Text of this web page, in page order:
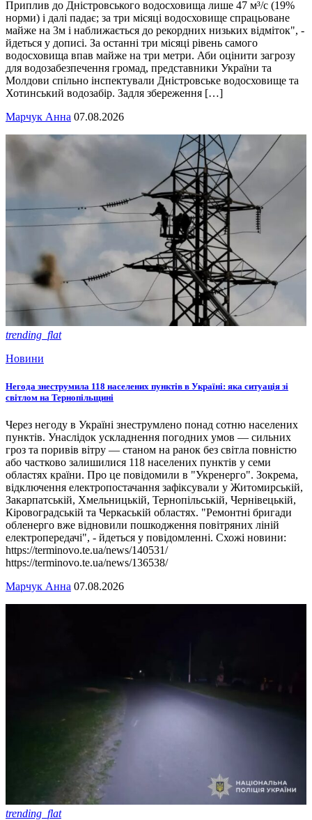
Приплив до Дністровського водосховища лише 47 м³/с (19%
норми) і далі падає; за три місяці водосховище спрацьоване
майже на 3м і наближається до рекордних низьких відміток", -
йдеться у дописі. За останні три місяці рівень самого
водосховища впав майже на три метри. Аби оцінити загрозу
для водозабезпечення громад, представники України та
Молдови спільно інспектували Дністровське водосховище та
Хотинський водозабір. Задля збереження […]
Марчук Анна 07.08.2026
trending_flat
Новини
Негода знеструмила 118 населених пунктів в Україні: яка ситуація зі
світлом на Тернопільщині
Через негоду в Україні знеструмлено понад сотню населених
пунктів. Унаслідок ускладнення погодних умов — сильних
гроз та поривів вітру — станом на ранок без світла повністю
або частково залишилися 118 населених пунктів у семи
областях країни. Про це повідомили в "Укренерго". Зокрема,
відключення електропостачання зафіксували у Житомирській,
Закарпатській, Хмельницькій, Тернопільській, Чернівецькій,
Кіровоградській та Черкаській областях. "Ремонтні бригади
обленерго вже відновили пошкодження повітряних ліній
електропередачі", - йдеться у повідомленні. Схожі новини:
https://terminovo.te.ua/news/140531/
https://terminovo.te.ua/news/136538/
Марчук Анна 07.08.2026
trending_flat